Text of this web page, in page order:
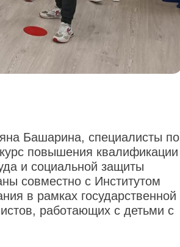
Башарина, специалисты по
повышения квалификации
и социальной защиты
совместно с Институтом
в рамках государственной
работающих с детьми с